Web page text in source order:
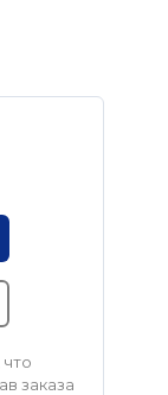
заказа